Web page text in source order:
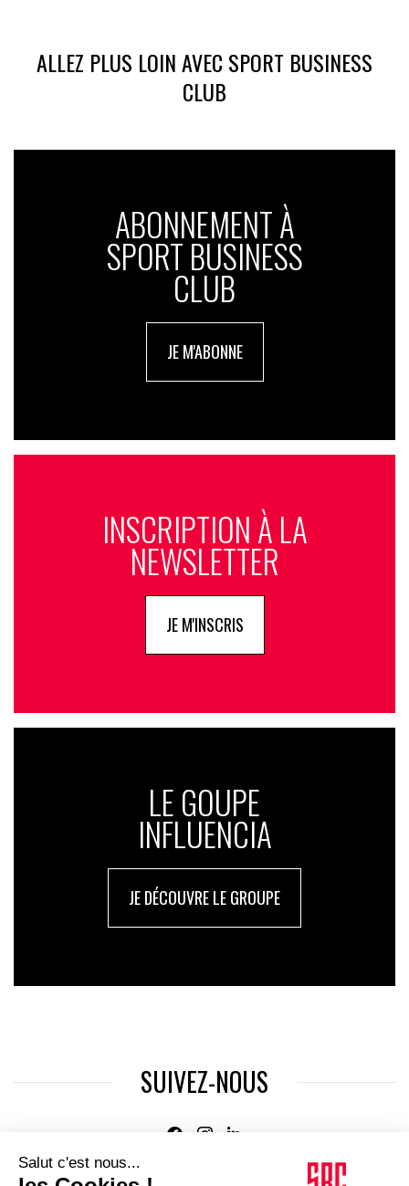
ALLEZ PLUS LOIN AVEC SPORT BUSINESS
CLUB
ABONNEMENT À
SPORT BUSINESS
CLUB
JE M'ABONNE
INSCRIPTION À LA
NEWSLETTER
JE M'INSCRIS
LE GOUPE
INFLUENCIA
JE DÉCOUVRE LE GROUPE
SUIVEZ-NOUS